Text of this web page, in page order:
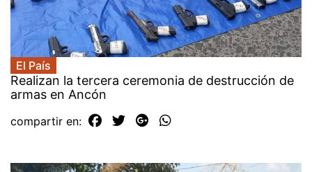
El País
Realizan la tercera ceremonia de destrucción de
armas en Ancón
compartir en: